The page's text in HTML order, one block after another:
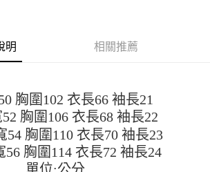
大股份有限公司」（以下簡稱本公司）所提供，讓
服務購買商品或服務，並由商店將買賣／分期付款
後，依約使用本公司帳單繳交帳款。
哥付你分期」之契約關係目的，商店將以您的個人
地址）提供予台灣大哥大進項蒐集、處理及利用，
期帳單所需資料之確認、核對及更正。
先享後付」後，將跳轉至「AFTEE先享後付」
並確認金額後，即可完成結帳。
元方式進行付款，方視為交易完成。
當下不需立刻繳費，但若您需要取消訂單，請聯絡
家同意取消之訂單仍視為有效，需透過AFTEE先享
先享後付 」之結帳頁面顯示為準，若有關於
取消欲退款等相關疑問，請聯繫「AFTEE先享後付
含以上)免運費
含以上)免運費
明 相關推薦
胸圍102 衣長66 袖長21
胸圍106 衣長68 袖長22
54 胸圍110 衣長70 袖長23
56 胸圍114 衣長72 袖長24